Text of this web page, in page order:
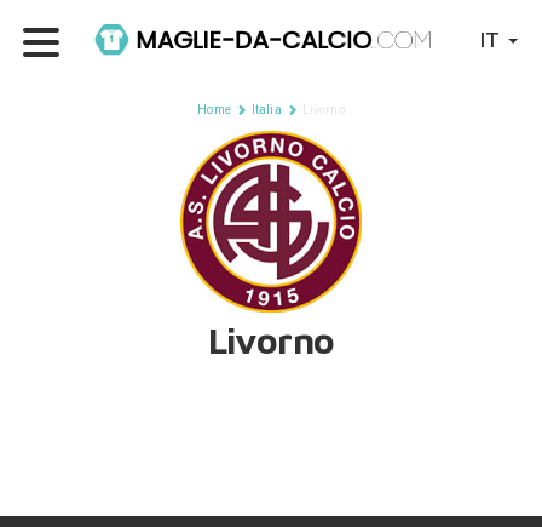
IT
Home Italia Livorno
Livorno